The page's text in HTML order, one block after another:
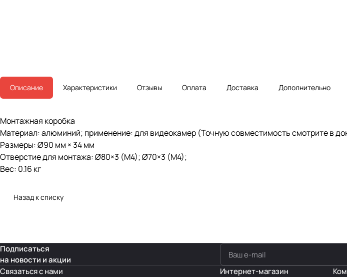
Описание Характеристики Отзывы Оплата Доставка Дополнительно
Монтажная коробка
Материал: алюминий; применение: для видеокамер (Точную совместимость смотрите в
Размеры: Ø90 мм × 34 мм
Отверстие для монтажа: Ø80×3 (M4); Ø70×3 (M4);
Вес: 0.16 кг
Назад к списку
Подписаться
на новости и акции
Связаться с нами
Интернет-магазин